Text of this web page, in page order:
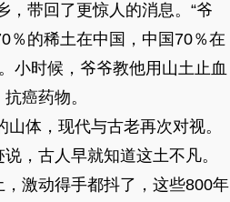
带回了更惊人的消息。“爷
％的稀土在中国，中国70％在
小时候，爷爷教他用山土止血
癌药物。
体，现代与古老再次对视。
，古人早就知道这土不凡。
激动得手都抖了，这些800年